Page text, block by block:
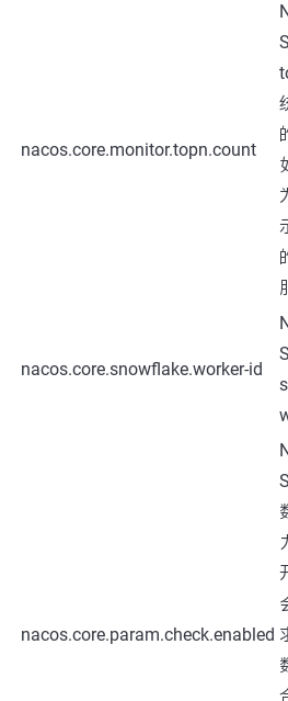
nacos.core.monitor.topn.count
nacos.core.snowflake.worker-id
nacos.core.param.check.enabled